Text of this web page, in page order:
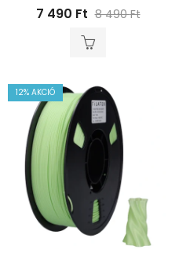
7 490 Ft 8 490Ft
12% AKCIÓ